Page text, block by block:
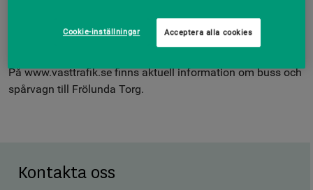
Varje dag trafikerar tre spårvagnslinjer och 19 busslinjer Nya
Frölunda Torg. Från spårvagnen går du direkt från
På www.vasttrafik.se finns aktuell information om buss och
spårvagn till Frölunda Torg.
Kontakta oss
Cookie-inställningar Acceptera alla cookies